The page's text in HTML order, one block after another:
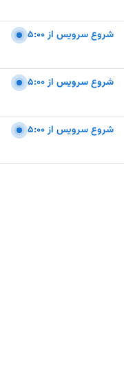
شروع سرويس از 5:00
شروع سرويس از 5:00
شروع سرويس از 5:00